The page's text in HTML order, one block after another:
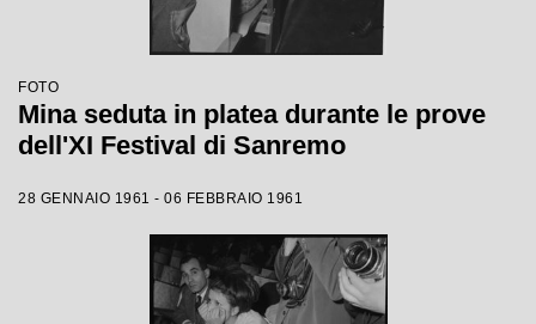
FOTO
Mina seduta in platea durante le prove
dell'XI Festival di Sanremo
28 GENNAIO 1961 - 06 FEBBRAIO 1961